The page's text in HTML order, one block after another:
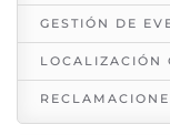
GESTIÓN DE
LOCALIZACIÓN